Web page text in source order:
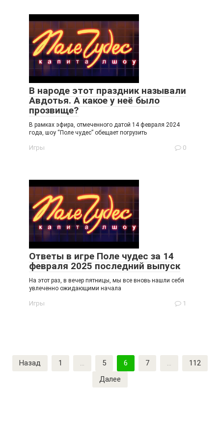
В народе этот праздник называли
Авдотья. А какое у неё было
прозвище?
В рамках эфира, отмеченного датой 14 февраля 2024
года, шоу “Поле чудес” обещает погрузить
Игры 0
Ответы в игре Поле чудес за 14
февраля 2025 последний выпуск
На этот раз, в вечер пятницы, мы все вновь нашли себя
увлеченно ожидающими начала
Игры 1
Пагинация
записей
Назад 1 … 5 6 7 …
112
Далее